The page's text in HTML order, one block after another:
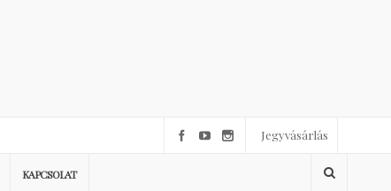
Jegyvásárlás
KAPCSOLAT